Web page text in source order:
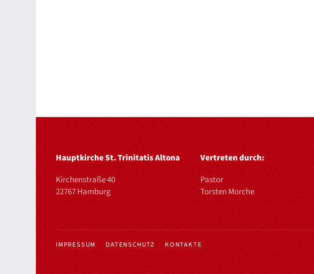
Hauptkirche St. Trinitatis Altona
Kirchenstraße 40
22767 Hamburg
Vertreten durch:
Pastor
Torsten Morche
IMPRESSUM DATENSCHUTZ KONTAKTE